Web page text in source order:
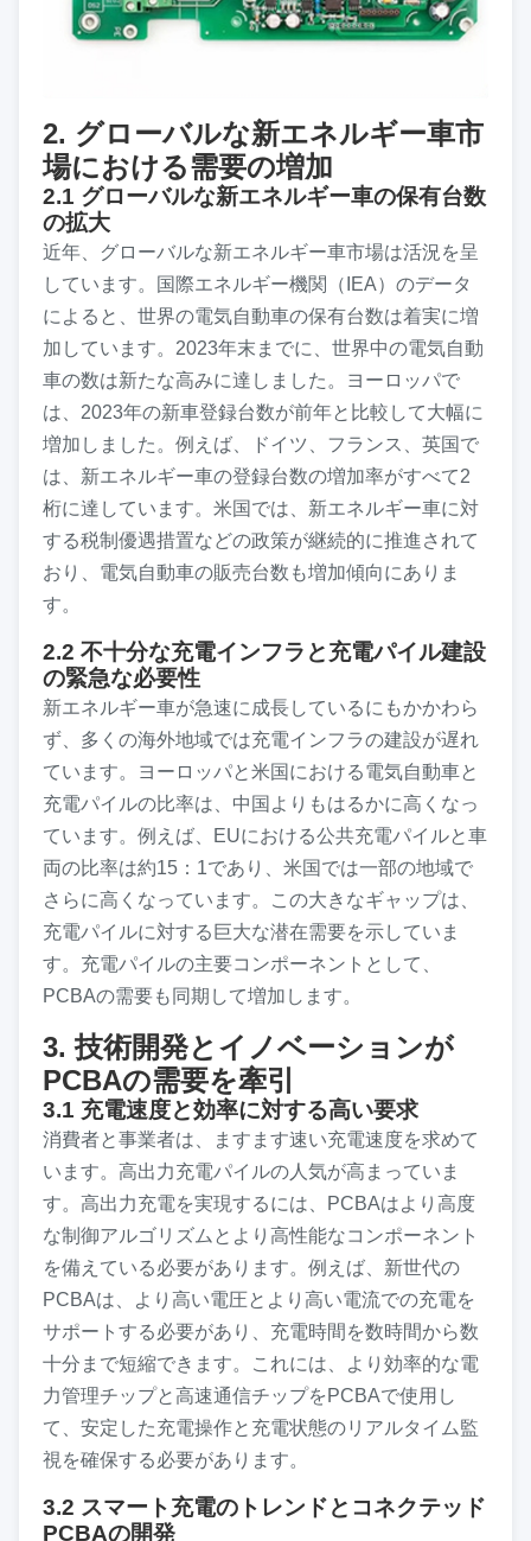
2. グローバルな新エネルギー車市
場における需要の増加
2.1 グローバルな新エネルギー車の保有台数
の拡大
近年、グローバルな新エネルギー車市場は活況を呈
しています。国際エネルギー機関（IEA）のデータ
によると、世界の電気自動車の保有台数は着実に増
加しています。2023年末までに、世界中の電気自動
車の数は新たな高みに達しました。ヨーロッパで
は、2023年の新車登録台数が前年と比較して大幅に
増加しました。例えば、ドイツ、フランス、英国で
は、新エネルギー車の登録台数の増加率がすべて2
桁に達しています。米国では、新エネルギー車に対
する税制優遇措置などの政策が継続的に推進されて
おり、電気自動車の販売台数も増加傾向にありま
す。
2.2 不十分な充電インフラと充電パイル建設
の緊急な必要性
新エネルギー車が急速に成長しているにもかかわら
ず、多くの海外地域では充電インフラの建設が遅れ
ています。ヨーロッパと米国における電気自動車と
充電パイルの比率は、中国よりもはるかに高くなっ
ています。例えば、EUにおける公共充電パイルと車
両の比率は約15：1であり、米国では一部の地域で
さらに高くなっています。この大きなギャップは、
充電パイルに対する巨大な潜在需要を示していま
す。充電パイルの主要コンポーネントとして、
PCBAの需要も同期して増加します。
3. 技術開発とイノベーションが
PCBAの需要を牽引
3.1 充電速度と効率に対する高い要求
消費者と事業者は、ますます速い充電速度を求めて
います。高出力充電パイルの人気が高まっていま
す。高出力充電を実現するには、PCBAはより高度
な制御アルゴリズムとより高性能なコンポーネント
を備えている必要があります。例えば、新世代の
PCBAは、より高い電圧とより高い電流での充電を
サポートする必要があり、充電時間を数時間から数
十分まで短縮できます。これには、より効率的な電
力管理チップと高速通信チップをPCBAで使用し
て、安定した充電操作と充電状態のリアルタイム監
視を確保する必要があります。
3.2 スマート充電のトレンドとコネクテッド
PCBAの開発